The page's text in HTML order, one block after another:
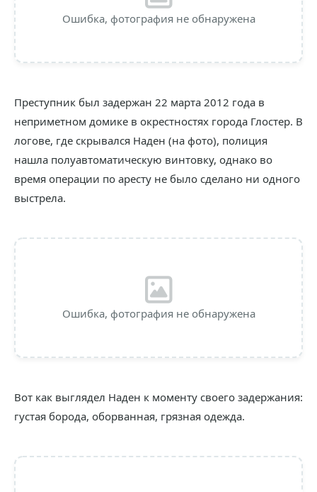
Ошибка, фотография не обнаружена
Преступник был задержан 22 марта 2012 года в
неприметном домике в окрестностях города Глостер. В
логове, где скрывался Наден (на фото), полиция
нашла полуавтоматическую винтовку, однако во
время операции по аресту не было сделано ни одного
выстрела.
Ошибка, фотография не обнаружена
Вот как выглядел Наден к моменту своего задержания:
густая борода, оборванная, грязная одежда.